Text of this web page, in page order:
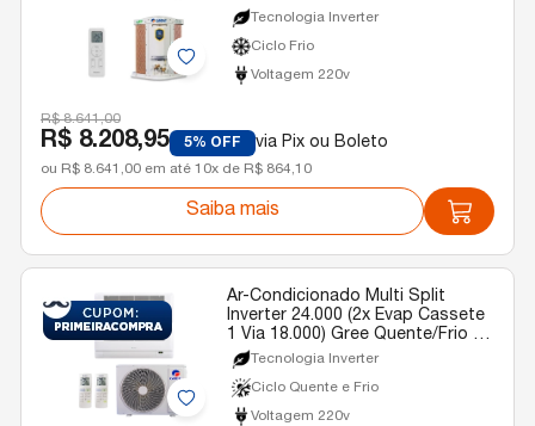
Tecnologia Inverter
Ciclo Frio
Voltagem 220v
R$ 8.641,00
R$ 8.208,95 5% OFF via Pix ou Boleto
ou R$ 8.641,00 em até 10x de R$ 864,10
Saiba mais
Ar-Condicionado Multi Split
Inverter 24.000 (2x Evap Cassete
1 Via 18.000) Gree Quente/Frio R-
32 220v
Tecnologia Inverter
Ciclo Quente e Frio
Voltagem 220v